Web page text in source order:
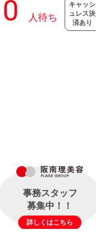
キャッシ
ュレス決
済あり
事務スタッフ
募集中！！
詳しくはこちら